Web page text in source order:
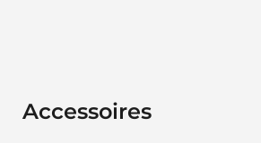
Accessoires